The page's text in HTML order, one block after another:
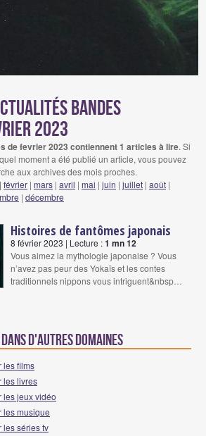
bandes
2023
de fevrier 2023 contiennent 1 articles à lire. Si
moment a été publié un article, vous pouvez
aux archives des mois proches.
| février | mars | avril | mai | juin | juillet | août |
| décembre
Histoires de fantômes japonais
8 février 2023 | Lecture :1 mn 12
Vous aimez la mythologie japonaise ? Vous
n’avez pas peur des Yokaïs et les contes
traditionnels nippons vous intriguent&nbsp…
d'autres domaines
les films
les livres
les jeux vidéo
les musique
les séries tv